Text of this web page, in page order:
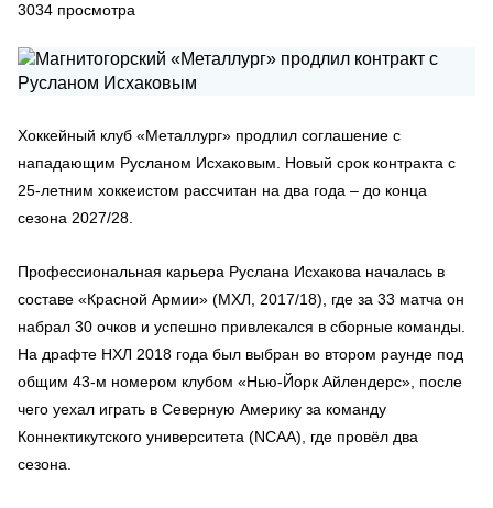
3034 просмотра
Хоккейный клуб «Металлург» продлил соглашение с
нападающим Русланом Исхаковым. Новый срок контракта с
25-летним хоккеистом рассчитан на два года – до конца
сезона 2027/28.
Профессиональная карьера Руслана Исхакова началась в
составе «Красной Армии» (МХЛ, 2017/18), где за 33 матча он
набрал 30 очков и успешно привлекался в сборные команды.
На драфте НХЛ 2018 года был выбран во втором раунде под
общим 43-м номером клубом «Нью-Йорк Айлендерс», после
чего уехал играть в Северную Америку за команду
Коннектикутского университета (NCAA), где провёл два
сезона.